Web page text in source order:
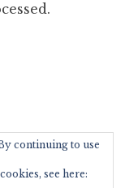
.
continuing to use
see here: